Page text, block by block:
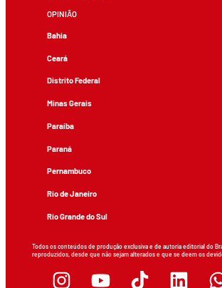
OPINIÃO
Bahia
Ceará
Distrito Federal
Minas Gerais
Paraíba
Paraná
Pernambuco
Rio de Janeiro
Rio Grande do Sul
Todos os conteúdos de produção exclusiva e de autoria editorial do
reproduzidos, desde que não sejam alterados e que se deem os